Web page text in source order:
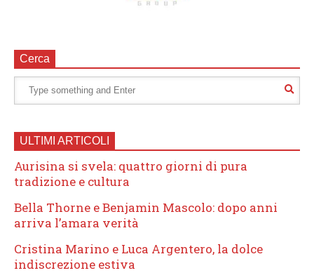
Cerca
ULTIMI ARTICOLI
Aurisina si svela: quattro giorni di pura
tradizione e cultura
Bella Thorne e Benjamin Mascolo: dopo anni
arriva l’amara verità
Cristina Marino e Luca Argentero, la dolce
indiscrezione estiva